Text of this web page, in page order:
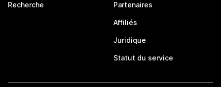
Recherche Partenaires
Affiliés
Juridique
Statut du service